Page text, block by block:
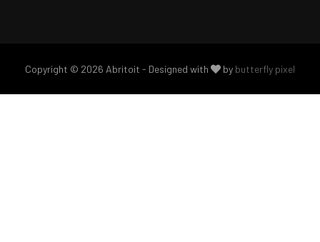
Copyright © 2026 Abritoit - Designed with by butterfly pixel